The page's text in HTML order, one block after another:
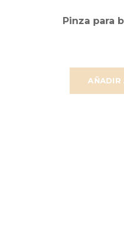
AÑADIR
Pinza para